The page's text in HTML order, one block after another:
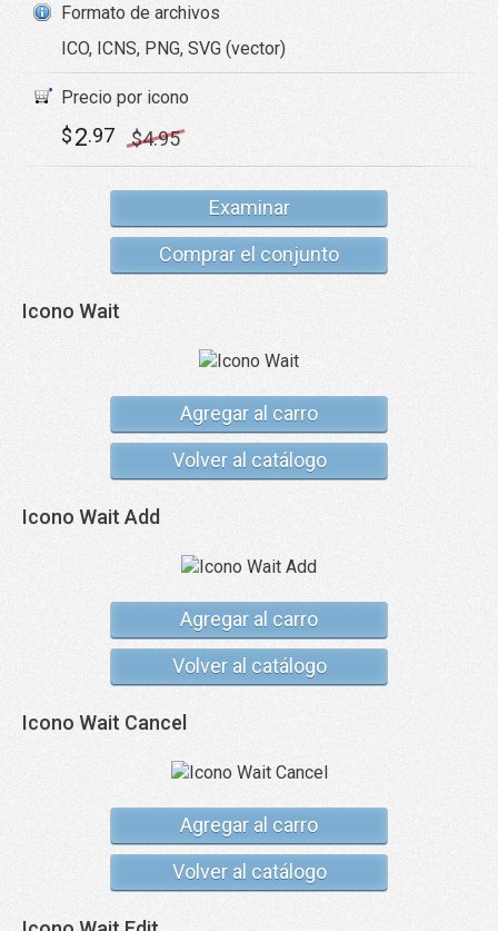
Formato de archivos
ICO, ICNS, PNG, SVG (vector)
Precio por icono
$2.97 $4.95
Examinar
Comprar el conjunto
Icono Wait
Agregar al carro
Volver al catálogo
Icono Wait Add
Agregar al carro
Volver al catálogo
Icono Wait Cancel
Agregar al carro
Volver al catálogo